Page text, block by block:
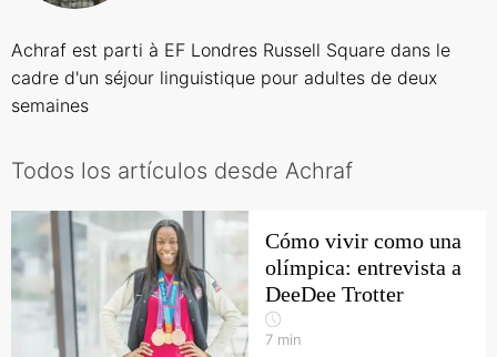
Únete al equipo
Achraf est parti à EF Londres Russell Square dans le
cadre d'un séjour linguistique pour adultes de deux
semaines
Todos los artículos desde Achraf
Cómo vivir como una
olímpica: entrevista a
DeeDee Trotter
7 min